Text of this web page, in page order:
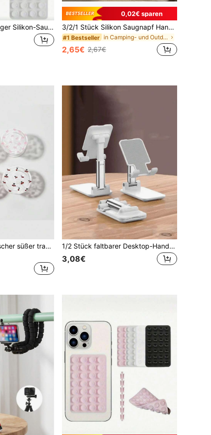
1 Stück doppelseitiger Silikon-Saugnapf Handyhalter, Oktopus Handyhalter, selbstklebender Handyhalter, geeignet für Damenhandy, Geldbörse Mini-Geldbörse, Kartenhalter Geldbörse, doppelseitiger Saugnapf aus Leder, Handyhülle mit starkem Silikon-Saugnapf-Ständer, College-Wohnheim-Essentials, Küche
0,02€ sparen
3/2/1 Stück Silikon Saugnapf Handyhalter, wasserdichte Klebebasis, multifunktionale Saugnapf Wandhalterung, quadratischer einseitiger Handy Schutzhülle Halter, perfekt für Zuhause und Outdoor Aufnahmen, Selfie und Videoaufzeichnung
#1 Bestseller in Camping- und Outdoor-Ausrüstung Tägliche Hausha
2,65€ 2,67€
4er/Set minimalistischer süßer transparenter Handy-Ständer, Blume, Schleife, Erdbeere, Kirsche Handy-Airbag-Ständer, Smartphone-Griff, selbstklebender Handyhülle-Ständer, süßes Geschenk für Freunde
1/2 Stück faltbarer Desktop-Handy- & Tablet-Ständer, höhen- und winkelverstellbar, tragbarer Handyhalter, multifunktional für Live-Streaming, Online-Kurse, Büro und Wohnheim, Weihnachts-, Thanksgiving- und Neujahrsgeschenk
3,08€